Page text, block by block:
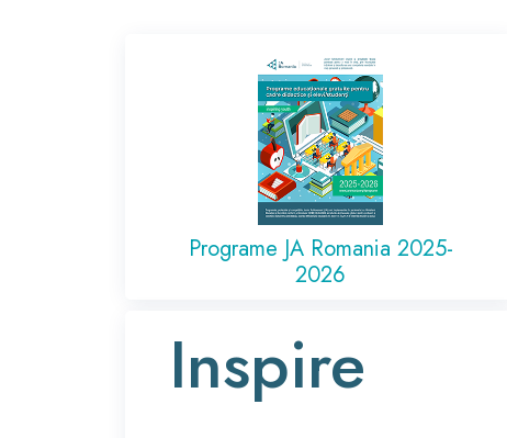
Programe JA Romania 2025-
2026
Inspire